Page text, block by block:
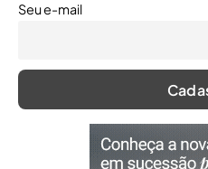
Seu e-mail